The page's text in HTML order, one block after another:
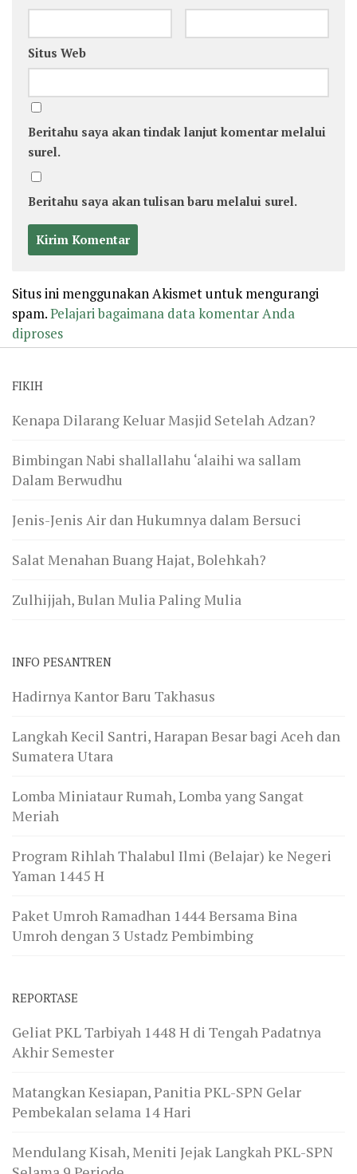
Situs Web
Beritahu saya akan tindak lanjut komentar melalui
surel.
Beritahu saya akan tulisan baru melalui surel.
Situs ini menggunakan Akismet untuk mengurangi
spam.Pelajari bagaimana data komentar Anda
diproses
FIKIH
Kenapa Dilarang Keluar Masjid Setelah Adzan?
Bimbingan Nabi shallallahu ‘alaihi wa sallam
Dalam Berwudhu
Jenis-Jenis Air dan Hukumnya dalam Bersuci
Salat Menahan Buang Hajat, Bolehkah?
Zulhijjah, Bulan Mulia Paling Mulia
INFO PESANTREN
Hadirnya Kantor Baru Takhasus
Langkah Kecil Santri, Harapan Besar bagi Aceh dan
Sumatera Utara
Lomba Miniataur Rumah, Lomba yang Sangat
Meriah
Program Rihlah Thalabul Ilmi (Belajar) ke Negeri
Yaman 1445 H
Paket Umroh Ramadhan 1444 Bersama Bina
Umroh dengan 3 Ustadz Pembimbing
REPORTASE
Geliat PKL Tarbiyah 1448 H di Tengah Padatnya
Akhir Semester
Matangkan Kesiapan, Panitia PKL-SPN Gelar
Pembekalan selama 14 Hari
Mendulang Kisah, Meniti Jejak Langkah PKL-SPN